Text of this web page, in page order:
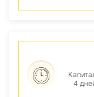
4